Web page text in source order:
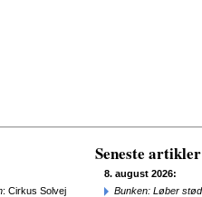
: Cirkus Solvej
Seneste artikler
8. august 2026:
Bunken: Løber